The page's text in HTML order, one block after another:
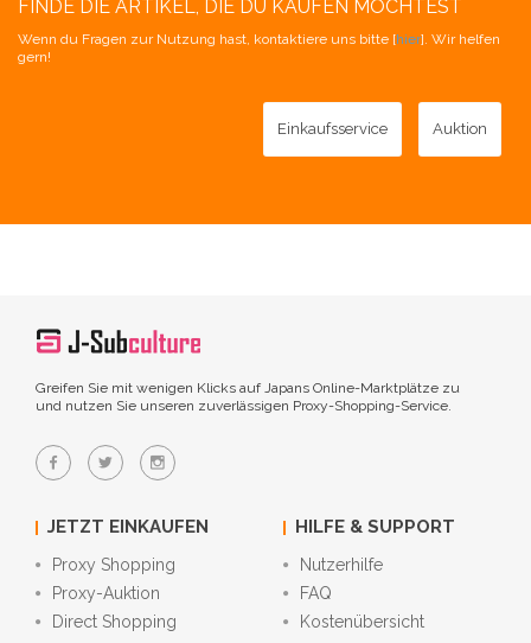
FINDE DIE ARTIKEL, DIE DU KAUFEN MÖCHTEST
Wenn du Fragen zur Nutzung hast, kontaktiere uns bitte [hier]. Wir helfen
gern!
Einkaufsservice Auktion
Greifen Sie mit wenigen Klicks auf Japans Online-Marktplätze zu
und nutzen Sie unseren zuverlässigen Proxy-Shopping-Service.
JETZT EINKAUFEN
Proxy Shopping
Proxy-Auktion
Direct Shopping
HILFE & SUPPORT
Nutzerhilfe
FAQ
Kostenübersicht